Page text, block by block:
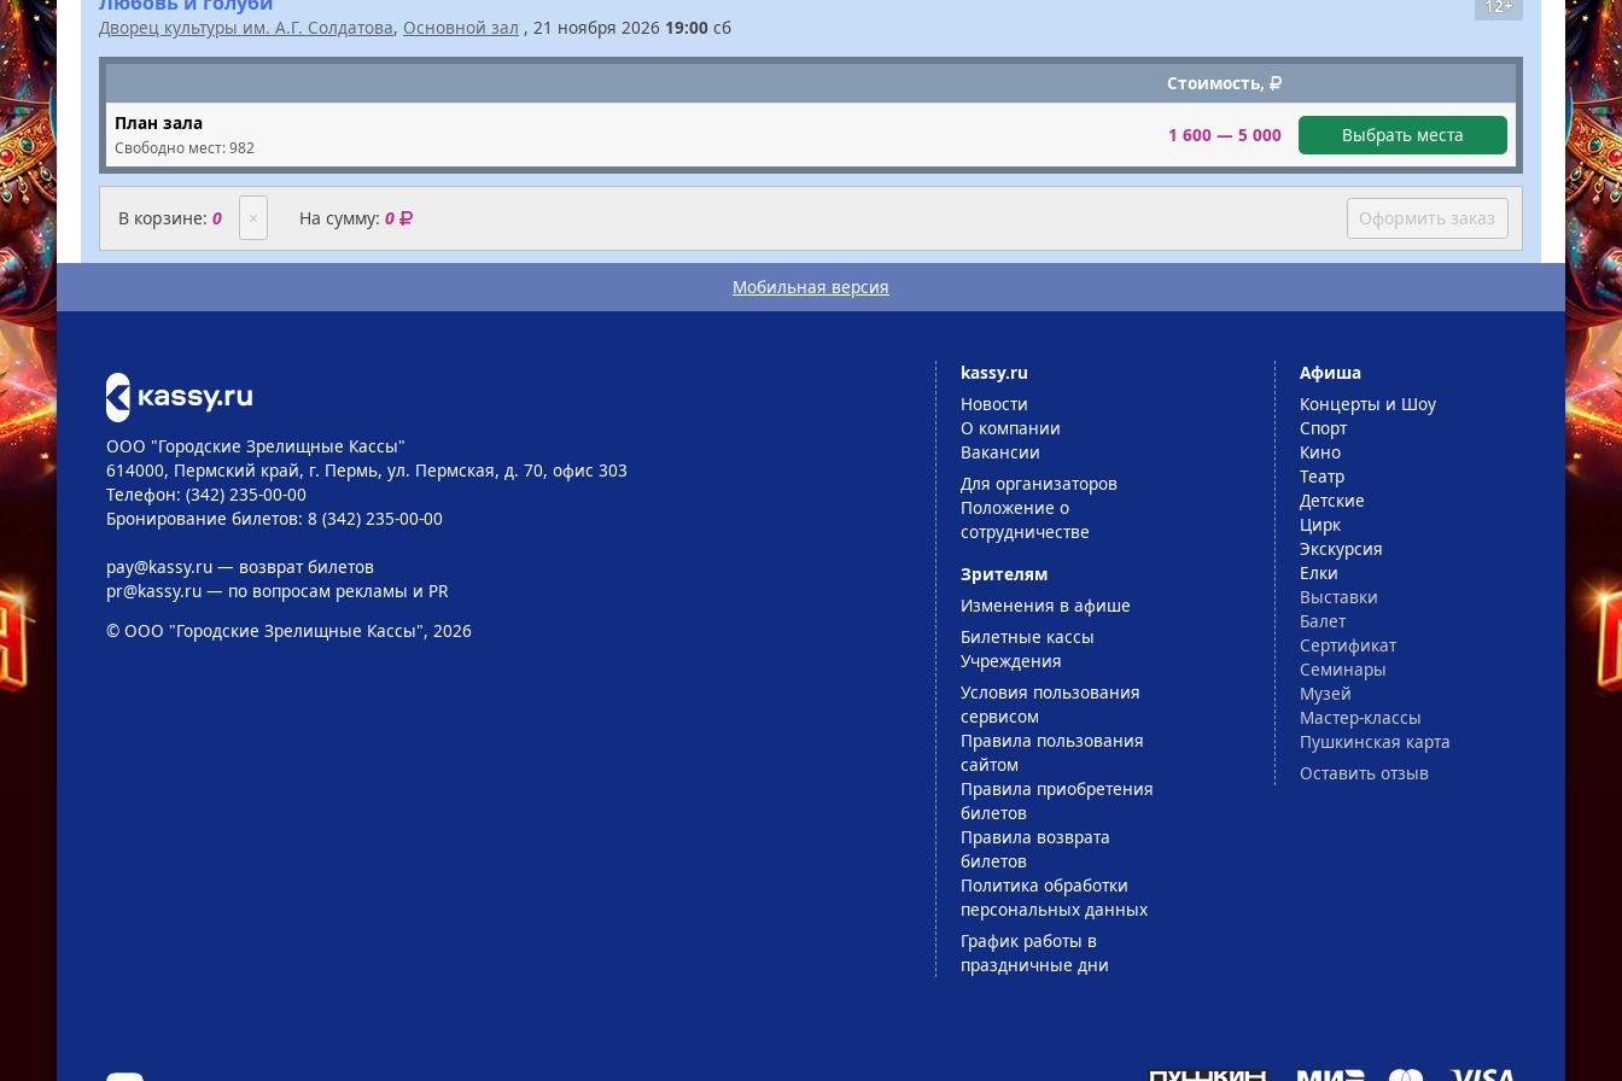
12+
Дворец культуры им. А.Г. Солдатова, Основной зал , 21 ноября 2026 19:00 сб
Стоимость,
План зала
Свободно мест:982
1 600 — 5 000 Выбрать места
В корзине: 0 × На сумму:0 Оформить заказ
Мобильная версия
ООО "Городские Зрелищные Кассы"
614000, Пермский край, г. Пермь, ул. Пермская, д. 70, офис 303
Телефон: (342) 235-00-00
Бронирование билетов: 8 (342) 235-00-00
pay@kassy.ru— возврат билетов
pr@kassy.ru— по вопросам рекламы и PR
© ООО "Городские Зрелищные Кассы", 2026
kassy.ru
Новости
О компании
Вакансии
Для организаторов
Положение о
сотрудничестве
Зрителям
Изменения в афише
Билетные кассы
Учреждения
Условия пользования
сервисом
Правила пользования
сайтом
Правила приобретения
билетов
Правила возврата
билетов
Политика обработки
персональных данных
График работы в
праздничные дни
Афиша
Концерты и Шоу
Спорт
Кино
Театр
Детские
Цирк
Экскурсия
Елки
Выставки
Балет
Сертификат
Семинары
Музей
Мастер-классы
Пушкинская карта
Оставить отзыв